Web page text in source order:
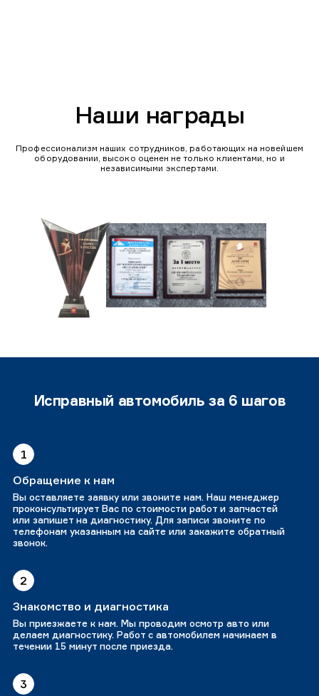
Наши награды
Профессионализм наших сотрудников, работающих на новейшем
оборудовании, высоко оценен не только клиентами, но и
независимыми экспертами.
Исправный автомобиль за 6 шагов
1
Обращение к нам
Вы оставляете заявку или звоните нам. Наш менеджер
проконсультирует Вас по стоимости работ и запчастей
или запишет на диагностику. Для записи звоните по
телефонам указанным на сайте или закажите обратный
звонок.
2
Знакомство и диагностика
Вы приезжаете к нам. Мы проводим осмотр авто или
делаем диагностику. Работ с автомобилем начинаем в
течении 15 минут после приезда.
3